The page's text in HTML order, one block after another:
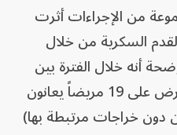
من الإجراءات أثرت
السكرية من خلال
أنه خلال الفترة بين
أبريل 2019 وأبريل 2021، عرض على 19 مريضاً يعانون
دون خراجات مرتبطة بها)